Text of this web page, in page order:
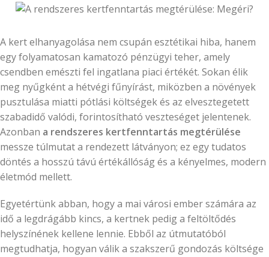
A kert elhanyagolása nem csupán esztétikai hiba, hanem
egy folyamatosan kamatozó pénzügyi teher, amely
csendben emészti fel ingatlana piaci értékét. Sokan élik
meg nyűgként a hétvégi fűnyírást, miközben a növények
pusztulása miatti pótlási költségek és az elvesztegetett
szabadidő valódi, forintosítható veszteséget jelentenek.
Azonban a rendszeres kertfenntartás megtérülése
messze túlmutat a rendezett látványon; ez egy tudatos
döntés a hosszú távú értékállóság és a kényelmes, modern
életmód mellett.
Egyetértünk abban, hogy a mai városi ember számára az
idő a legdrágább kincs, a kertnek pedig a feltöltődés
helyszínének kellene lennie. Ebből az útmutatóból
megtudhatja, hogyan válik a szakszerű gondozás költsége